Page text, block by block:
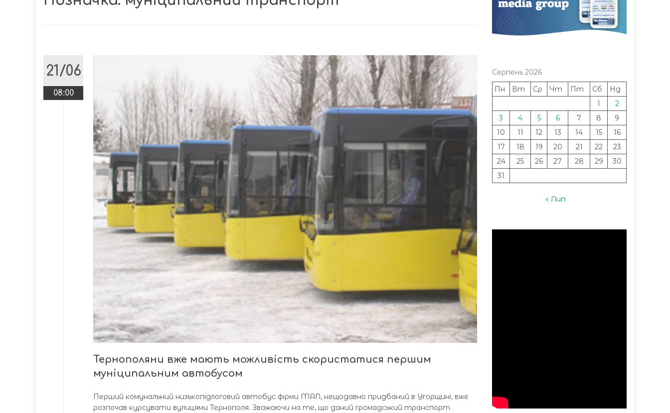
21/06
08:00
Тернополяни вже мають можливість скористатися першим
муніципальним автобусом
Перший комунальний низькопідлоговий автобус фірми MAN, нещодавно придбаний в Угорщині, вже
розпочав курсувати вулицями Тернополя. Зважаючи на те, що даний громадський транспорт
Серпень 2026
Пн
Вт Ср Чт Пт Сб
Нд
1
2
3
4 5 6 7 8
9
10
11 12 13 14 15
16
17
18 19 20 21 22
23
24
25 26 27 28 29
30
31
« Лип